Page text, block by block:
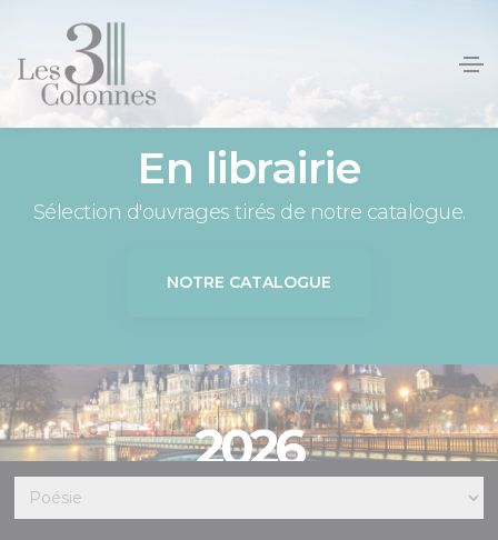
En librairie
Sélection d'ouvrages tirés de notre catalogue.
NOTRE CATALOGUE
2026